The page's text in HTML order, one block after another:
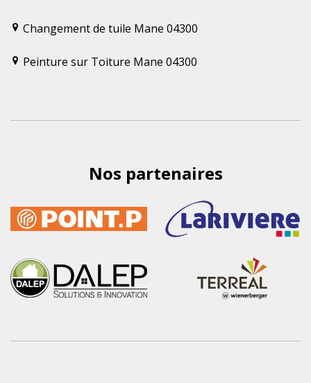
Changement de tuile Mane 04300
Peinture sur Toiture Mane 04300
Nos partenaires